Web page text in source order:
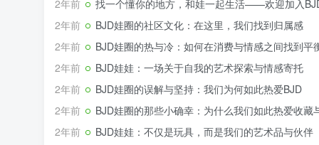
2年前
找一个懂你的地方，和娃一起生活——欢迎加入
2年前
BJD娃圈的社区文化：在这里，我们找到归属感
2年前
BJD娃圈的热与冷：如何在消费与情感之间找到平
2年前
BJD娃娃：一场关于自我的艺术探索与情感寄托
2年前
BJD娃圈的误解与坚持：我们为何如此热爱BJD
2年前
BJD娃圈的那些小确幸：为什么我们如此热爱收藏
2年前
BJD娃娃：不仅是玩具，而是我们的艺术品与伙伴